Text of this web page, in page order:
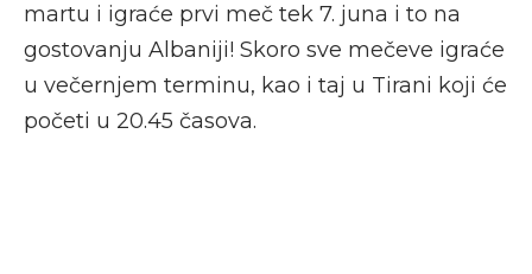
martu i igraće prvi meč tek 7. juna i to na
gostovanju Albaniji! Skoro sve mečeve igraće
u večernjem terminu, kao i taj u Tirani koji će
početi u 20.45 časova.